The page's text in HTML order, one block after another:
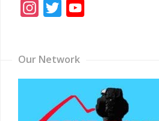
Instagram
Twitter
Our Network